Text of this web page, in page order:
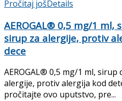
Pročitaj jošDetails
AEROGAL® 0,5 mg/1 ml,
sirup za alergije, protiv
dece
AEROGAL® 0,5 mg/1 ml,
alergije, protiv alergija kod
pročitajte ovo uputstvo, pre...